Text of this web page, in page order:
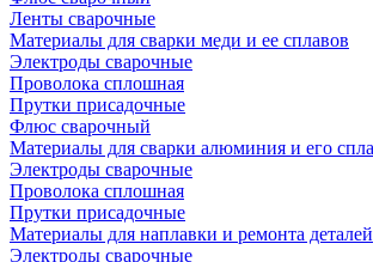
Ленты сварочные
Материалы для сварки меди и ее сплавов
Электроды сварочные
Проволока сплошная
Прутки присадочные
Флюс сварочный
Материалы для сварки алюминия и его
Электроды сварочные
Проволока сплошная
Прутки присадочные
Материалы для наплавки и ремонта деталей
Электроды сварочные